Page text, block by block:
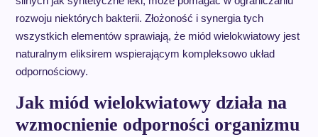
rozwoju niektórych bakterii. Złożoność i synergia tych
wszystkich elementów sprawiają, że miód wielokwiatowy jest
naturalnym eliksirem wspierającym kompleksowo układ
odpornościowy.
Jak miód wielokwiatowy działa na
wzmocnienie odporności organizmu